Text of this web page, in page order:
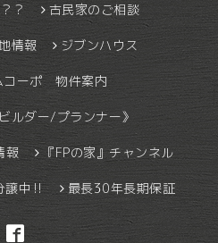
？ 古民家のご相談
情報 ジブンハウス
コーポ 物件案内
ルダー/プランナー》
報 『FPの家』チャンネル
譲中‼ 最長30年長期保証